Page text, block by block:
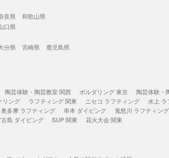
良県
和歌山県
口県
分県 宮崎県
鹿児島県
陶芸体験・陶芸教室 関西 ボルダリング 東京 陶芸体験・
リング ラフティング 関東 ニセコ ラフティング 水上 ラ
奥多摩 ラフティング 串本 ダイビング 鬼怒川 ラフティング
島 ダイビング SUP 関東 花火大会 関東